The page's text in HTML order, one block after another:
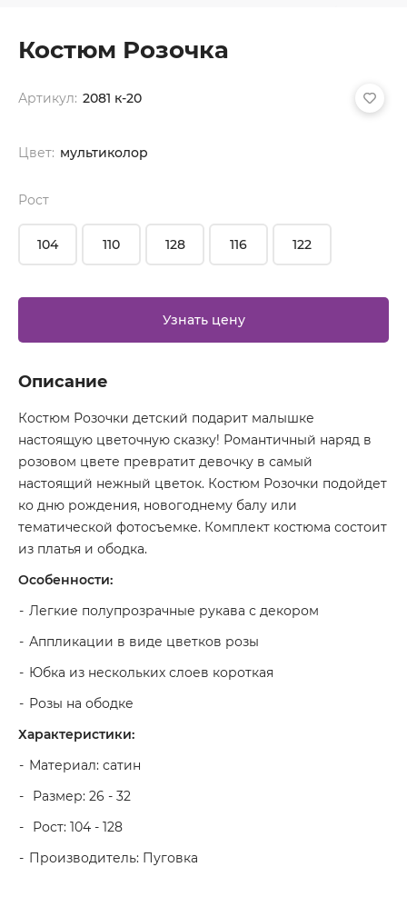
Костюм Розочка
Артикул: 2081 к-20
Цвет: мультиколор
Рост
104 110 128 116 122
Узнать цену
Описание
Костюм Розочки детский подарит малышке
настоящую цветочную сказку! Романтичный наряд в
розовом цвете превратит девочку в самый
настоящий нежный цветок. Костюм Розочки подойдет
ко дню рождения, новогоднему балу или
тематической фотосъемке. Комплект костюма состоит
из платья и ободка.
Особенности:
Легкие полупрозрачные рукава с декором
Аппликации в виде цветков розы
Юбка из нескольких слоев короткая
Розы на ободке
Характеристики:
Материал: сатин
Размер: 26 - 32
Рост: 104 - 128
Производитель: Пуговка